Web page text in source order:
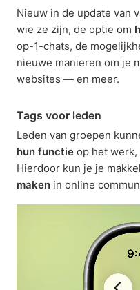
Nieuw in de update van
wie ze zijn, de optie om
op-1-chats, de
nieuwe manieren om je
websites — en meer.
Tags voor leden
Leden van groepen
hun functie op het werk,
Hierdoor kun je je
maken in online